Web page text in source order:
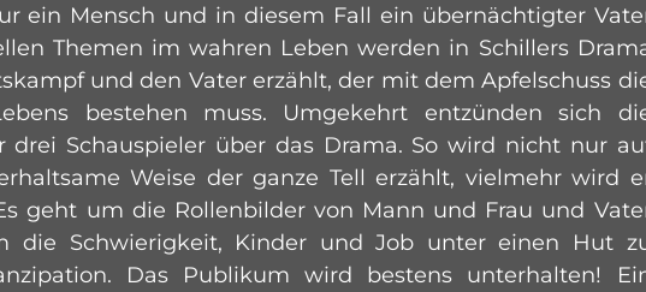
ein Mensch und in diesem Fall ein übernächtigter
Themen im wahren Leben werden in Schillers
und den Vater erzählt, der mit dem Apfelschuss
bestehen muss. Umgekehrt entzünden sich
drei Schauspieler über das Drama. So wird nicht nur
Weise der ganze Tell erzählt, vielmehr wird
geht um die Rollenbilder von Mann und Frau und
die Schwierigkeit, Kinder und Job unter einen Hut
Das Publikum wird bestens unterhalten!